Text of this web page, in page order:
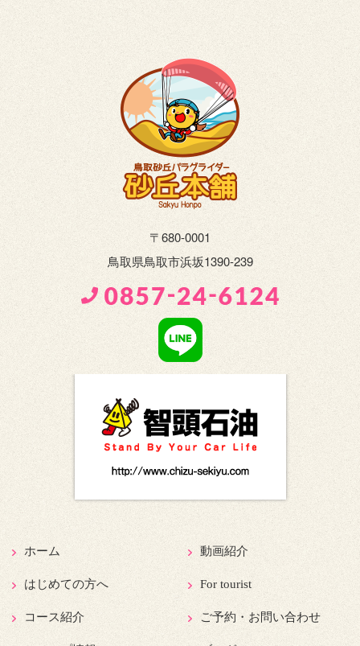
〒680-0001
鳥取県鳥取市浜坂1390-239
ホーム
はじめての方へ
コース紹介
動画紹介
For tourist
ご予約・お問い合わせ